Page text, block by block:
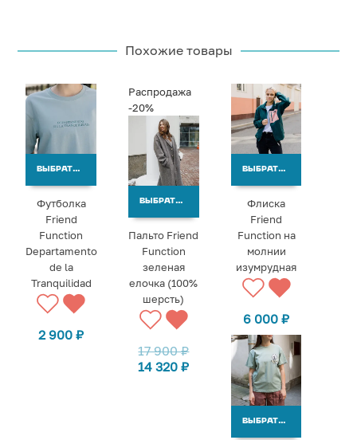
Похожие товары
ВЫБРАТЬ ВАРИАНТЫ
Футболка
Friend
Function
Departamento
de la
Tranquilidad
2 900₽
Распродажа
-20%
ВЫБРАТЬ ВАРИАНТЫ
Пальто Friend
Function
зеленая
елочка (100%
шерсть)
17 900₽
14 320₽
ВЫБРАТЬ ВАРИАНТЫ
Флиска
Friend
Function на
молнии
изумрудная
6 000₽
ВЫБРАТЬ ВАРИАНТЫ